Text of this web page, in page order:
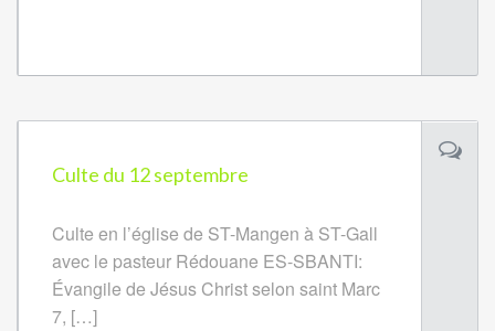
Culte du 12 septembre
Culte en l’église de ST-Mangen à ST-Gall
avec le pasteur Rédouane ES-SBANTI:
Évangile de Jésus Christ selon saint Marc
7, […]